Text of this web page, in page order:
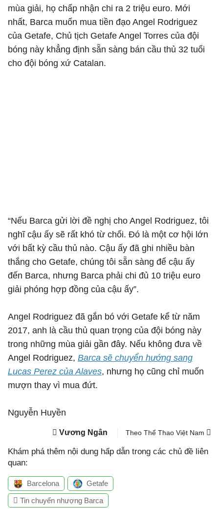
mùa giải, họ chấp nhận chi ra 2 triệu euro. Mới
nhất, Barca muốn mua tiền đạo Angel Rodriguez
của Getafe, Chủ tịch Getafe Angel Torres của đội
bóng này khẳng định sẵn sàng bán cầu thủ 32 tuổi
cho đội bóng xứ Catalan.
“Nếu Barca gửi lời đề nghị cho Angel Rodriguez, tôi
nghĩ cậu ấy sẽ rất khó từ chối. Đó là một cơ hội lớn
với bất kỳ cầu thủ nào. Cậu ấy đã ghi nhiều bàn
thắng cho Getafe, chúng tôi sẵn sàng để cậu ấy
đến Barca, nhưng Barca phải chi đủ 10 triệu euro
giải phóng hợp đồng của cậu ấy”.
Angel Rodriguez đã gắn bó với Getafe kể từ năm
2017, anh là cầu thủ quan trọng của đội bóng này
trong những mùa giải gần đây. Nếu không đưa về
Angel Rodriguez, Barca sẽ chuyển hướng sang
Lucas Perez của Alaves, nhưng họ cũng chỉ muốn
mượn thay vì mua đứt.
Nguyễn Huyền
Vương Ngân Theo Thể Thao Việt Nam
Khám phá thêm nội dung hấp dẫn trong các chủ đề liên
quan:
Barcelona Getafe
Tin chuyển nhượng Barca